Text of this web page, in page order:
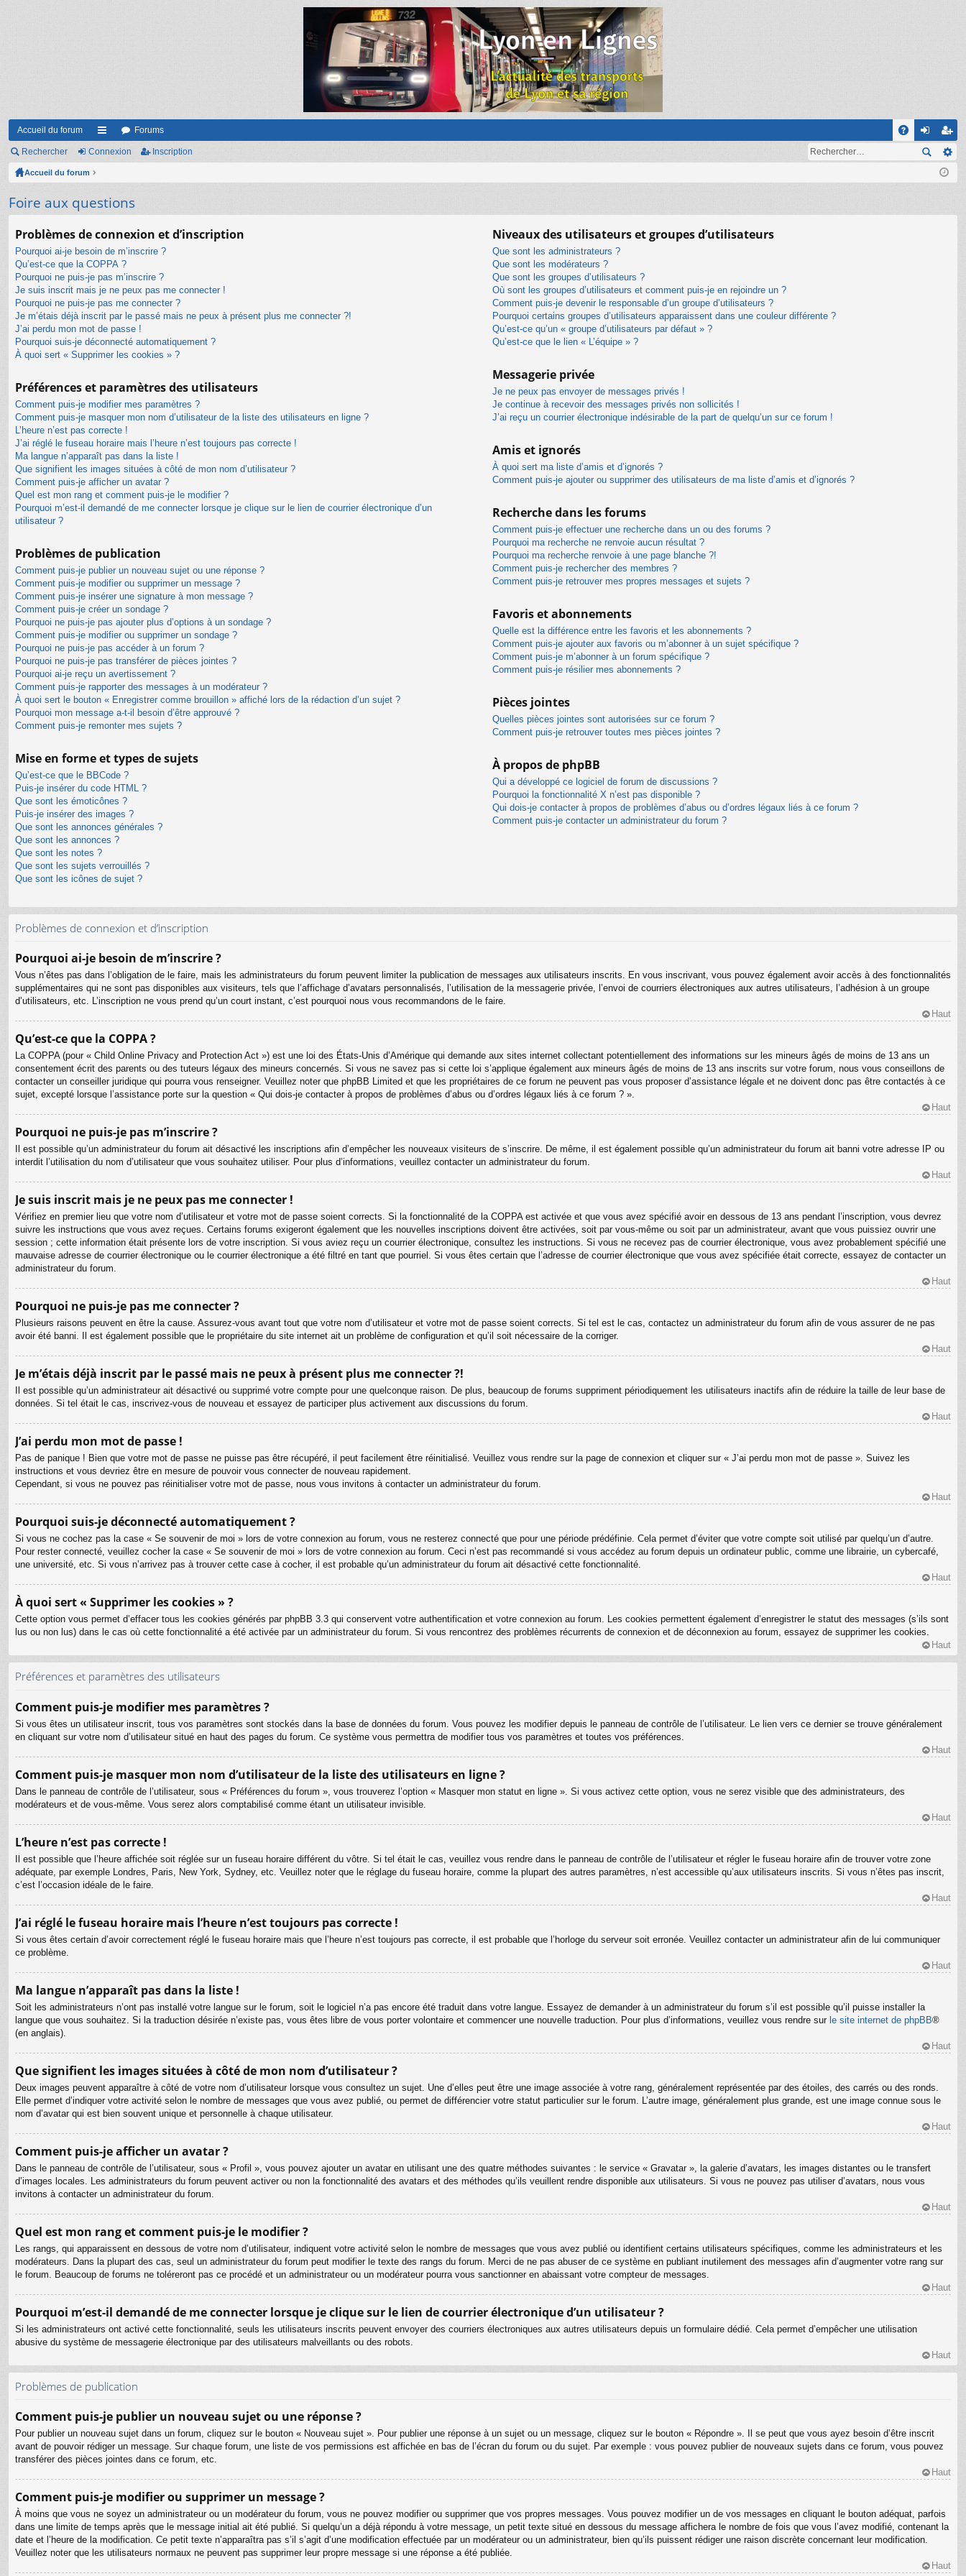
Accueil du forum
ac
ci
s
Forums
on
on
ns
cri
on
Rechercher Connexion Inscription
Accueil du forum
Foire aux questions
Problèmes de connexion et d’inscription
Pourquoi ai-je besoin de m’inscrire ?
Qu’est-ce que la COPPA ?
Pourquoi ne puis-je pas m’inscrire ?
Je suis inscrit mais je ne peux pas me connecter !
Pourquoi ne puis-je pas me connecter ?
Je m’étais déjà inscrit par le passé mais ne peux à présent plus me connecter ?!
J’ai perdu mon mot de passe !
Pourquoi suis-je déconnecté automatiquement ?
À quoi sert « Supprimer les cookies » ?
Préférences et paramètres des utilisateurs
Comment puis-je modifier mes paramètres ?
Comment puis-je masquer mon nom d’utilisateur de la liste des utilisateurs en ligne ?
L’heure n’est pas correcte !
J’ai réglé le fuseau horaire mais l’heure n’est toujours pas correcte !
Ma langue n’apparaît pas dans la liste !
Que signifient les images situées à côté de mon nom d’utilisateur ?
Comment puis-je afficher un avatar ?
Quel est mon rang et comment puis-je le modifier ?
Pourquoi m’est-il demandé de me connecter lorsque je clique sur le lien de courrier électronique d’un
utilisateur ?
Problèmes de publication
Comment puis-je publier un nouveau sujet ou une réponse ?
Comment puis-je modifier ou supprimer un message ?
Comment puis-je insérer une signature à mon message ?
Comment puis-je créer un sondage ?
Pourquoi ne puis-je pas ajouter plus d’options à un sondage ?
Comment puis-je modifier ou supprimer un sondage ?
Pourquoi ne puis-je pas accéder à un forum ?
Pourquoi ne puis-je pas transférer de pièces jointes ?
Pourquoi ai-je reçu un avertissement ?
Comment puis-je rapporter des messages à un modérateur ?
À quoi sert le bouton « Enregistrer comme brouillon » affiché lors de la rédaction d’un sujet ?
Pourquoi mon message a-t-il besoin d’être approuvé ?
Comment puis-je remonter mes sujets ?
Mise en forme et types de sujets
Qu’est-ce que le BBCode ?
Puis-je insérer du code HTML ?
Que sont les émoticônes ?
Puis-je insérer des images ?
Que sont les annonces générales ?
Que sont les annonces ?
Que sont les notes ?
Que sont les sujets verrouillés ?
Que sont les icônes de sujet ?
Niveaux des utilisateurs et groupes d’utilisateurs
Que sont les administrateurs ?
Que sont les modérateurs ?
Que sont les groupes d’utilisateurs ?
Où sont les groupes d’utilisateurs et comment puis-je en rejoindre un ?
Comment puis-je devenir le responsable d’un groupe d’utilisateurs ?
Pourquoi certains groupes d’utilisateurs apparaissent dans une couleur différente ?
Qu’est-ce qu’un « groupe d’utilisateurs par défaut » ?
Qu’est-ce que le lien « L’équipe » ?
Messagerie privée
Je ne peux pas envoyer de messages privés !
Je continue à recevoir des messages privés non sollicités !
J’ai reçu un courrier électronique indésirable de la part de quelqu’un sur ce forum !
Amis et ignorés
À quoi sert ma liste d’amis et d’ignorés ?
Comment puis-je ajouter ou supprimer des utilisateurs de ma liste d’amis et d’ignorés ?
Recherche dans les forums
Comment puis-je effectuer une recherche dans un ou des forums ?
Pourquoi ma recherche ne renvoie aucun résultat ?
Pourquoi ma recherche renvoie à une page blanche ?!
Comment puis-je rechercher des membres ?
Comment puis-je retrouver mes propres messages et sujets ?
Favoris et abonnements
Quelle est la différence entre les favoris et les abonnements ?
Comment puis-je ajouter aux favoris ou m’abonner à un sujet spécifique ?
Comment puis-je m’abonner à un forum spécifique ?
Comment puis-je résilier mes abonnements ?
Pièces jointes
Quelles pièces jointes sont autorisées sur ce forum ?
Comment puis-je retrouver toutes mes pièces jointes ?
À propos de phpBB
Qui a développé ce logiciel de forum de discussions ?
Pourquoi la fonctionnalité X n’est pas disponible ?
Qui dois-je contacter à propos de problèmes d’abus ou d’ordres légaux liés à ce forum ?
Comment puis-je contacter un administrateur du forum ?
Problèmes de connexion et d’inscription
Pourquoi ai-je besoin de m’inscrire ?
Vous n’êtes pas dans l’obligation de le faire, mais les administrateurs du forum peuvent limiter la publication de messages aux utilisateurs inscrits. En vous inscrivant, vous pouvez également avoir accès à des fonctionnalités
supplémentaires qui ne sont pas disponibles aux visiteurs, tels que l’affichage d’avatars personnalisés, l’utilisation de la messagerie privée, l’envoi de courriers électroniques aux autres utilisateurs, l’adhésion à un groupe
d’utilisateurs, etc. L’inscription ne vous prend qu’un court instant, c’est pourquoi nous vous recommandons de le faire.
Haut
Qu’est-ce que la COPPA ?
La COPPA (pour « Child Online Privacy and Protection Act ») est une loi des États-Unis d’Amérique qui demande aux sites internet collectant potentiellement des informations sur les mineurs âgés de moins de 13 ans un
consentement écrit des parents ou des tuteurs légaux des mineurs concernés. Si vous ne savez pas si cette loi s’applique également aux mineurs âgés de moins de 13 ans inscrits sur votre forum, nous vous conseillons de
contacter un conseiller juridique qui pourra vous renseigner. Veuillez noter que phpBB Limited et que les propriétaires de ce forum ne peuvent pas vous proposer d’assistance légale et ne doivent donc pas être contactés à ce
sujet, excepté lorsque l’assistance porte sur la question « Qui dois-je contacter à propos de problèmes d’abus ou d’ordres légaux liés à ce forum ? ».
Haut
Pourquoi ne puis-je pas m’inscrire ?
Il est possible qu’un administrateur du forum ait désactivé les inscriptions afin d’empêcher les nouveaux visiteurs de s’inscrire. De même, il est également possible qu’un administrateur du forum ait banni votre adresse IP ou
interdit l’utilisation du nom d’utilisateur que vous souhaitez utiliser. Pour plus d’informations, veuillez contacter un administrateur du forum.
Haut
Je suis inscrit mais je ne peux pas me connecter !
Vérifiez en premier lieu que votre nom d’utilisateur et votre mot de passe soient corrects. Si la fonctionnalité de la COPPA est activée et que vous avez spécifié avoir en dessous de 13 ans pendant l’inscription, vous devrez
suivre les instructions que vous avez reçues. Certains forums exigeront également que les nouvelles inscriptions doivent être activées, soit par vous-même ou soit par un administrateur, avant que vous puissiez ouvrir une
session ; cette information était présente lors de votre inscription. Si vous aviez reçu un courrier électronique, consultez les instructions. Si vous ne recevez pas de courrier électronique, vous avez probablement spécifié une
mauvaise adresse de courrier électronique ou le courrier électronique a été filtré en tant que pourriel. Si vous êtes certain que l’adresse de courrier électronique que vous avez spécifiée était correcte, essayez de contacter un
administrateur du forum.
Haut
Pourquoi ne puis-je pas me connecter ?
Plusieurs raisons peuvent en être la cause. Assurez-vous avant tout que votre nom d’utilisateur et votre mot de passe soient corrects. Si tel est le cas, contactez un administrateur du forum afin de vous assurer de ne pas
avoir été banni. Il est également possible que le propriétaire du site internet ait un problème de configuration et qu’il soit nécessaire de la corriger.
Haut
Je m’étais déjà inscrit par le passé mais ne peux à présent plus me connecter ?!
Il est possible qu’un administrateur ait désactivé ou supprimé votre compte pour une quelconque raison. De plus, beaucoup de forums suppriment périodiquement les utilisateurs inactifs afin de réduire la taille de leur base de
données. Si tel était le cas, inscrivez-vous de nouveau et essayez de participer plus activement aux discussions du forum.
Haut
J’ai perdu mon mot de passe !
Pas de panique ! Bien que votre mot de passe ne puisse pas être récupéré, il peut facilement être réinitialisé. Veuillez vous rendre sur la page de connexion et cliquer sur « J’ai perdu mon mot de passe ». Suivez les
instructions et vous devriez être en mesure de pouvoir vous connecter de nouveau rapidement.
Cependant, si vous ne pouvez pas réinitialiser votre mot de passe, nous vous invitons à contacter un administrateur du forum.
Haut
Pourquoi suis-je déconnecté automatiquement ?
Si vous ne cochez pas la case « Se souvenir de moi » lors de votre connexion au forum, vous ne resterez connecté que pour une période prédéfinie. Cela permet d’éviter que votre compte soit utilisé par quelqu’un d’autre.
Pour rester connecté, veuillez cocher la case « Se souvenir de moi » lors de votre connexion au forum. Ceci n’est pas recommandé si vous accédez au forum depuis un ordinateur public, comme une librairie, un cybercafé,
une université, etc. Si vous n’arrivez pas à trouver cette case à cocher, il est probable qu’un administrateur du forum ait désactivé cette fonctionnalité.
Haut
À quoi sert « Supprimer les cookies » ?
Cette option vous permet d’effacer tous les cookies générés par phpBB 3.3 qui conservent votre authentification et votre connexion au forum. Les cookies permettent également d’enregistrer le statut des messages (s’ils sont
lus ou non lus) dans le cas où cette fonctionnalité a été activée par un administrateur du forum. Si vous rencontrez des problèmes récurrents de connexion et de déconnexion au forum, essayez de supprimer les cookies.
Haut
Préférences et paramètres des utilisateurs
Comment puis-je modifier mes paramètres ?
Si vous êtes un utilisateur inscrit, tous vos paramètres sont stockés dans la base de données du forum. Vous pouvez les modifier depuis le panneau de contrôle de l’utilisateur. Le lien vers ce dernier se trouve généralement
en cliquant sur votre nom d’utilisateur situé en haut des pages du forum. Ce système vous permettra de modifier tous vos paramètres et toutes vos préférences.
Haut
Comment puis-je masquer mon nom d’utilisateur de la liste des utilisateurs en ligne ?
Dans le panneau de contrôle de l’utilisateur, sous « Préférences du forum », vous trouverez l’option « Masquer mon statut en ligne ». Si vous activez cette option, vous ne serez visible que des administrateurs, des
modérateurs et de vous-même. Vous serez alors comptabilisé comme étant un utilisateur invisible.
Haut
L’heure n’est pas correcte !
Il est possible que l’heure affichée soit réglée sur un fuseau horaire différent du vôtre. Si tel était le cas, veuillez vous rendre dans le panneau de contrôle de l’utilisateur et régler le fuseau horaire afin de trouver votre zone
adéquate, par exemple Londres, Paris, New York, Sydney, etc. Veuillez noter que le réglage du fuseau horaire, comme la plupart des autres paramètres, n’est accessible qu’aux utilisateurs inscrits. Si vous n’êtes pas inscrit,
c’est l’occasion idéale de le faire.
Haut
J’ai réglé le fuseau horaire mais l’heure n’est toujours pas correcte !
Si vous êtes certain d’avoir correctement réglé le fuseau horaire mais que l’heure n’est toujours pas correcte, il est probable que l’horloge du serveur soit erronée. Veuillez contacter un administrateur afin de lui communiquer
ce problème.
Haut
Ma langue n’apparaît pas dans la liste !
Soit les administrateurs n’ont pas installé votre langue sur le forum, soit le logiciel n’a pas encore été traduit dans votre langue. Essayez de demander à un administrateur du forum s’il est possible qu’il puisse installer la
langue que vous souhaitez. Si la traduction désirée n’existe pas, vous êtes libre de vous porter volontaire et commencer une nouvelle traduction. Pour plus d’informations, veuillez vous rendre sur le site internet de phpBB®
(en anglais).
Haut
Que signifient les images situées à côté de mon nom d’utilisateur ?
Deux images peuvent apparaître à côté de votre nom d’utilisateur lorsque vous consultez un sujet. Une d’elles peut être une image associée à votre rang, généralement représentée par des étoiles, des carrés ou des ronds.
Elle permet d’indiquer votre activité selon le nombre de messages que vous avez publié, ou permet de différencier votre statut particulier sur le forum. L’autre image, généralement plus grande, est une image connue sous le
nom d’avatar qui est bien souvent unique et personnelle à chaque utilisateur.
Haut
Comment puis-je afficher un avatar ?
Dans le panneau de contrôle de l’utilisateur, sous « Profil », vous pouvez ajouter un avatar en utilisant une des quatre méthodes suivantes : le service « Gravatar », la galerie d’avatars, les images distantes ou le transfert
d’images locales. Les administrateurs du forum peuvent activer ou non la fonctionnalité des avatars et des méthodes qu’ils veuillent rendre disponible aux utilisateurs. Si vous ne pouvez pas utiliser d’avatars, nous vous
invitons à contacter un administrateur du forum.
Haut
Quel est mon rang et comment puis-je le modifier ?
Les rangs, qui apparaissent en dessous de votre nom d’utilisateur, indiquent votre activité selon le nombre de messages que vous avez publié ou identifient certains utilisateurs spécifiques, comme les administrateurs et les
modérateurs. Dans la plupart des cas, seul un administrateur du forum peut modifier le texte des rangs du forum. Merci de ne pas abuser de ce système en publiant inutilement des messages afin d’augmenter votre rang sur
le forum. Beaucoup de forums ne toléreront pas ce procédé et un administrateur ou un modérateur pourra vous sanctionner en abaissant votre compteur de messages.
Haut
Pourquoi m’est-il demandé de me connecter lorsque je clique sur le lien de courrier électronique d’un utilisateur ?
Si les administrateurs ont activé cette fonctionnalité, seuls les utilisateurs inscrits peuvent envoyer des courriers électroniques aux autres utilisateurs depuis un formulaire dédié. Cela permet d’empêcher une utilisation
abusive du système de messagerie électronique par des utilisateurs malveillants ou des robots.
Haut
Problèmes de publication
Comment puis-je publier un nouveau sujet ou une réponse ?
Pour publier un nouveau sujet dans un forum, cliquez sur le bouton « Nouveau sujet ». Pour publier une réponse à un sujet ou un message, cliquez sur le bouton « Répondre ». Il se peut que vous ayez besoin d’être inscrit
avant de pouvoir rédiger un message. Sur chaque forum, une liste de vos permissions est affichée en bas de l’écran du forum ou du sujet. Par exemple : vous pouvez publier de nouveaux sujets dans ce forum, vous pouvez
transférer des pièces jointes dans ce forum, etc.
Haut
Comment puis-je modifier ou supprimer un message ?
À moins que vous ne soyez un administrateur ou un modérateur du forum, vous ne pouvez modifier ou supprimer que vos propres messages. Vous pouvez modifier un de vos messages en cliquant le bouton adéquat, parfois
dans une limite de temps après que le message initial ait été publié. Si quelqu’un a déjà répondu à votre message, un petit texte situé en dessous du message affichera le nombre de fois que vous l’avez modifié, contenant la
date et l’heure de la modification. Ce petit texte n’apparaîtra pas s’il s’agit d’une modification effectuée par un modérateur ou un administrateur, bien qu’ils puissent rédiger une raison discrète concernant leur modification.
Veuillez noter que les utilisateurs normaux ne peuvent pas supprimer leur propre message si une réponse a été publiée.
Haut